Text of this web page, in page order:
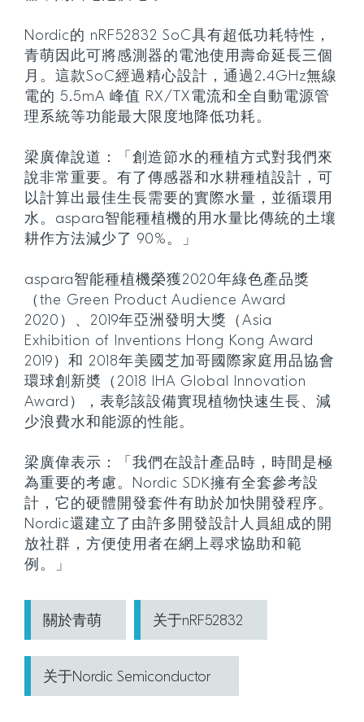
Nordic的 nRF52832 SoC具有超低功耗特性，
青萌因此可將感測器的電池使用壽命延長三個
月。這款SoC經過精心設計，通過2.4GHz無線
電的 5.5mA 峰值 RX/TX電流和全自動電源管
理系統等功能最大限度地降低功耗。
梁廣偉說道：「創造節水的種植方式對我們來
說非常重要。有了傳感器和水耕種植設計，可
以計算出最佳生長需要的實際水量，並循環用
水。aspara智能種植機的用水量比傳統的土壤
耕作方法減少了 90%。」
aspara智能種植機榮獲2020年綠色產品獎
（the Green Product Audience Award
2020）、2019年亞洲發明大獎（Asia
Exhibition of Inventions Hong Kong Award
2019）和 2018年美國芝加哥國際家庭用品協會
環球創新奬（2018 IHA Global Innovation
Award），表彰該設備實現植物快速生長、減
少浪費水和能源的性能。
梁廣偉表示：「我們在設計產品時，時間是極
為重要的考慮。Nordic SDK擁有全套參考設
計，它的硬體開發套件有助於加快開發程序。
Nordic還建立了由許多開發設計人員組成的開
放社群，方便使用者在網上尋求協助和範
例。」
關於青萌 关于nRF52832
关于Nordic Semiconductor